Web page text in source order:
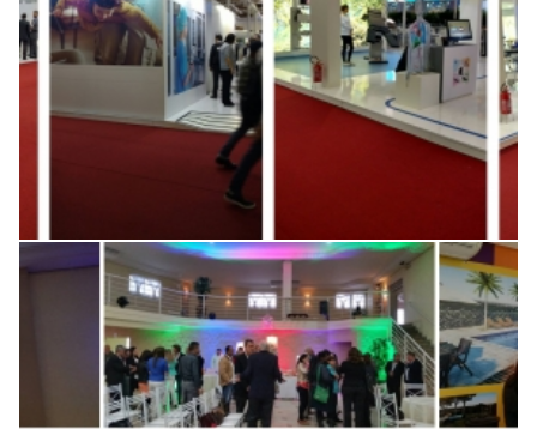
Lançamento do
empreendimento imobiliário
Start Carapicuiba